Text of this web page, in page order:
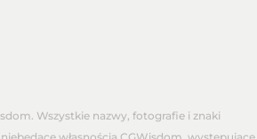
Wszystkie nazwy, fotografie i znaki